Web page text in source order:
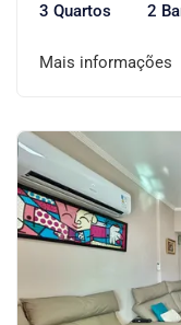
3 Quartos 2
Mais informações